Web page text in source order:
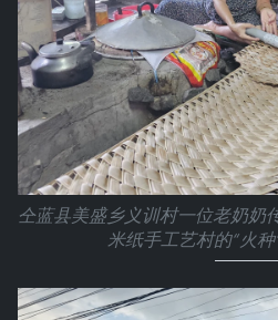
仝蓝县美盛乡义训村一位老奶奶
米纸手工艺村的“火